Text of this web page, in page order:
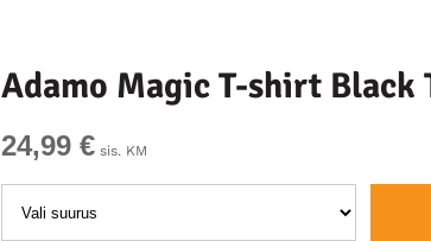
Adamo Magic T-shirt Black
24,99 € sis. KM